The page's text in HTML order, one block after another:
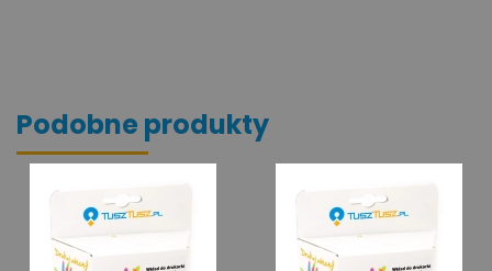
Podobne produkty